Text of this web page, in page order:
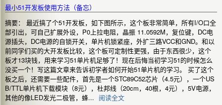
最小51开发板使用方法（备忘）
摘要： 最近搞了个51开发板，如下图所示，这个板非常简单，所有I/O口全
部引出，可自己扩展外设，P0上拉电阻，晶振 11.0592M，复位键，DC电
源插头，DC电源的自锁开关，单片机锁紧座，外扩三路VCC和GND。和以
前同学们买的大开发板比较，这个板可定制性更强，由于东西很少，这个
板才13块钱，用来学习51单片机足够了！现在后悔当初学习51的时候怎么
没买一个！写这篇文章来告诉初学者如何开始51单片机的学习。 买了这个
板之后，还需要一些配件，首先是一个STC89C52芯片（4.5元），一个US
B/TTL单片机下载模块（8元），杜邦线（20cm，40根，4元），5V电源，
其他的像LED发光二极管，蜂... 阅读全文